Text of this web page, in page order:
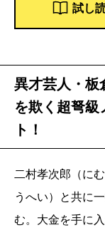
試し
異才芸人・板
を欺く超弩級
ト！
二村孝次郎（に
うへい）と共に
む。大金を手に